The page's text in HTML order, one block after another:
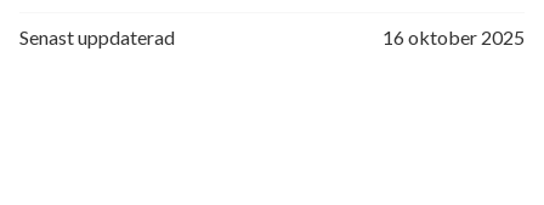
Senast uppdaterad 16 oktober 2025